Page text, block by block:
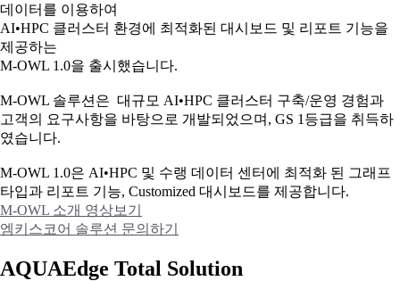
데이터를 이용하여
AI•HPC 클러스터 환경에 최적화된 대시보드 및 리포트 기능을
제공하는
M-OWL 1.0을 출시했습니다.
M-OWL 솔루션은 대규모 AI•HPC 클러스터 구축/운영 경험과
고객의 요구사항을 바탕으로 개발되었으며, GS 1등급을 취득하
였습니다.
M-OWL 1.0은 AI•HPC 및 수랭 데이터 센터에 최적화 된 그래프
타입과 리포트 기능, Customized 대시보드를 제공합니다.
M-OWL 소개 영상보기
엠키스코어 솔루션 문의하기
AQUAEdge Total Solution